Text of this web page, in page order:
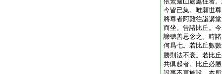
今皆已集。唯願世
將尊者阿難往詣講
而坐。告諸比丘。
諦聽善思念之。時
何爲七。若比丘數
勝則法不衰。若比
共倶起者。比丘必